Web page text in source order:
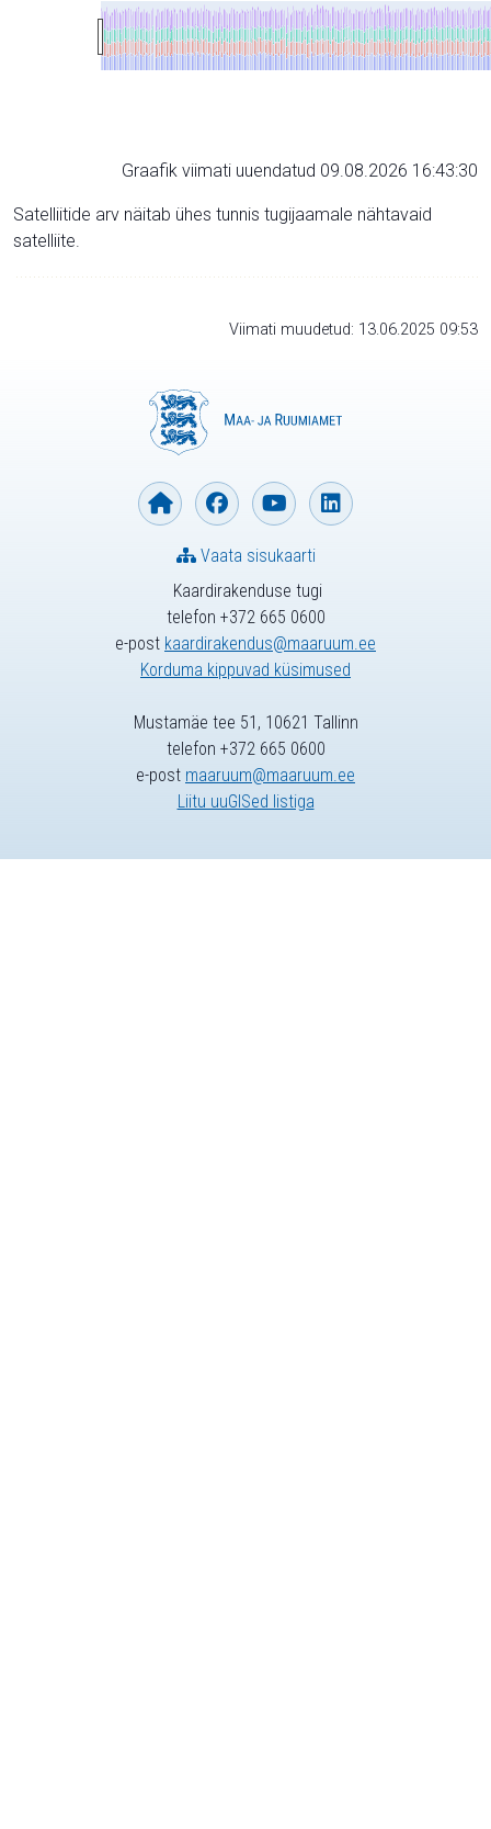
Graafik viimati uuendatud 09.08.2026 16:43:30
Satelliitide arv näitab ühes tunnis tugijaamale nähtavaid
satelliite.
Viimati muudetud: 13.06.2025 09:53
Kaardirakenduse tugi
telefon +372 665 0600
e-post kaardirakendus@maaruum.ee
Korduma kippuvad küsimused
Vaata sisukaarti
Mustamäe tee 51, 10621 Tallinn
telefon +372 665 0600
e-post maaruum@maaruum.ee
Liitu uuGISed listiga